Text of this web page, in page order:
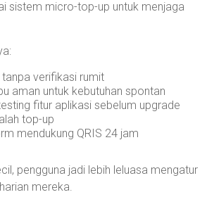
sistem micro-top-up untuk menjaga
verifikasi rumit
aman untuk kebutuhan spontan
fitur aplikasi sebelum upgrade
top-up
mendukung QRIS 24 jam
pengguna jadi lebih leluasa mengatur
mereka.